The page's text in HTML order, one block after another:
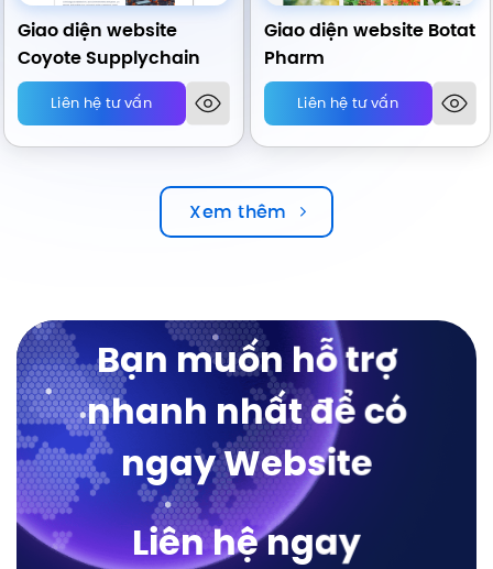
Giao diện website
Coyote Supplychain
Liên hệ tư vấn
Giao diện website Botat
Pharm
Liên hệ tư vấn
Xem thêm
Bạn muốn hỗ trợ
nhanh nhất để có
ngay Website
Liên hệ ngay